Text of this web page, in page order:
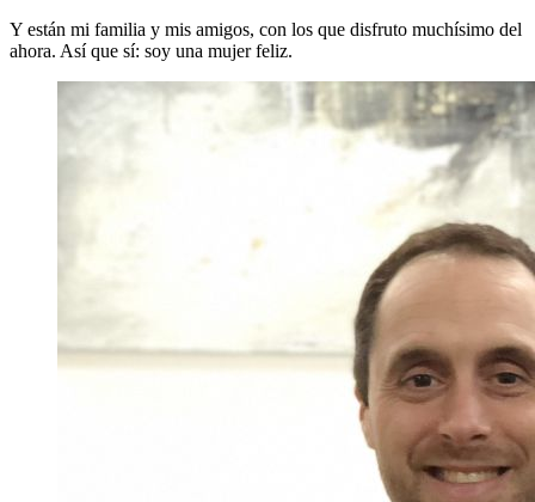
Y están mi familia y mis amigos, con los que disfruto muchísimo del
ahora. Así que sí: soy una mujer feliz.